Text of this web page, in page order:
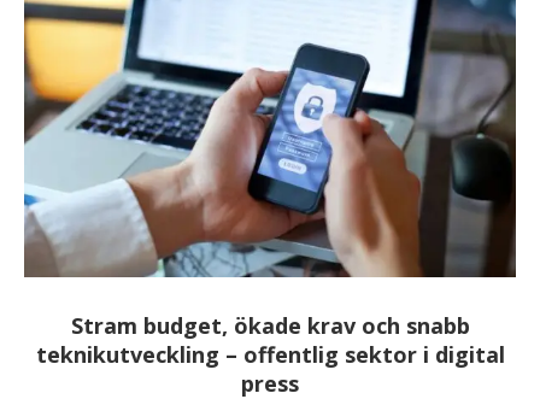
Stram budget, ökade krav och snabb
teknikutveckling – offentlig sektor i digital
press